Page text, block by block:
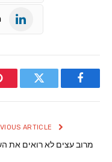
Facebook
Twitter
מרוב עצים לא רואים את